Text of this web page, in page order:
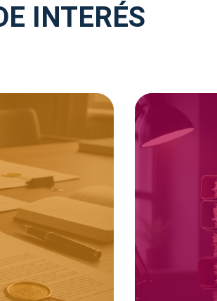
INTERÉS